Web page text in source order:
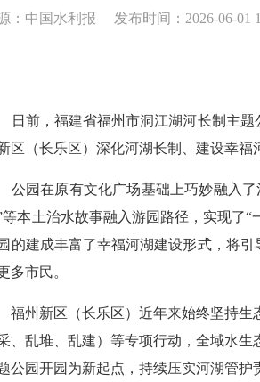
：中国水利报 发布时间：2026-06-01
前，福建省福州市洞江湖河长制主题
区（长乐区）深化河湖长制、建设幸福
园在原有文化广场基础上巧妙融入了
等本土治水故事融入游园路径，实现了
的建成丰富了幸福河湖建设形式，将
多市民。
州新区（长乐区）近年来始终坚持生态
、乱堆、乱建）等专项行动，全域水
公园开园为新起点，持续压实河湖管